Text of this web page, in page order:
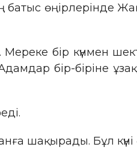
батыс өңірлерінде
Мереке бір күнмен
бір-біріне
шақырады. Бұл күні